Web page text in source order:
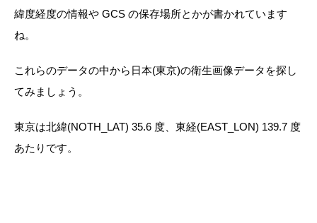
緯度経度の情報や GCS の保存場所とかが書かれています
ね。
これらのデータの中から日本(東京)の衛生画像データを探し
てみましょう。
東京は北緯(NOTH_LAT) 35.6 度、東経(EAST_LON) 139.7 度
あたりです。